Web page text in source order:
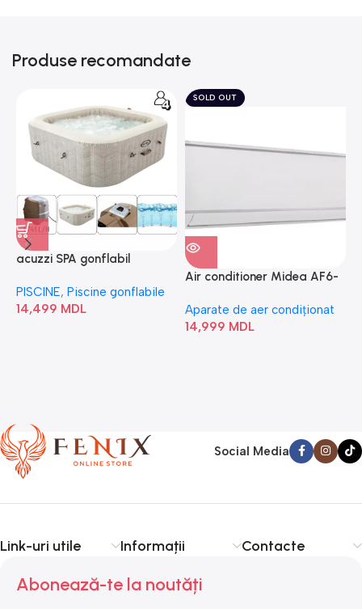
Produse recomandate
acuzzi SPA gonflabil
Bubble” 28446
PISCINE, Piscine gonflabile
14,499 MDL
SOLD OUT
Air conditioner Midea AF6-
Aparate de aer condiționat
14,999 MDL
Social Media
Link-uri utile Informații Contacte
Abonează-te la noutăți